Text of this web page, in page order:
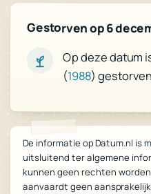
Gestorven op 6
Op deze datum
(1988)
De informatie op Datum.nl is
uitsluitend ter algemene
kunnen geen rechten
aanvaardt geen